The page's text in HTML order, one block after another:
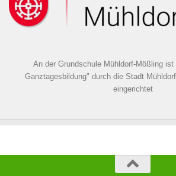
An der Grundschule Mühldorf-Mößling
Ganztagesbildung" durch die Stadt
eingerichtet